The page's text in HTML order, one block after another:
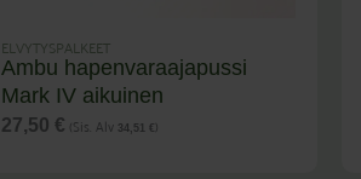
ELVYTYSPALKEET
Ambu hapenvaraajapussi
Mark IV aikuinen
27,50€ (Sis. Alv 34,51 € )